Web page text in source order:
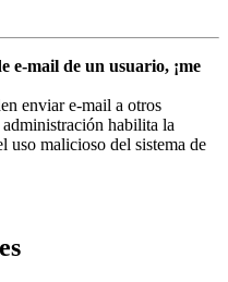
e-mail de un usuario, ¡me
enviar e-mail a otros
habilita la
uso malicioso del sistema de